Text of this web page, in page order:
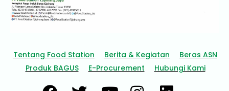
Tentang Food Station Berita & Kegiatan
Beras ASN
Produk BAGUS
E-Procurement Hubungi Kami